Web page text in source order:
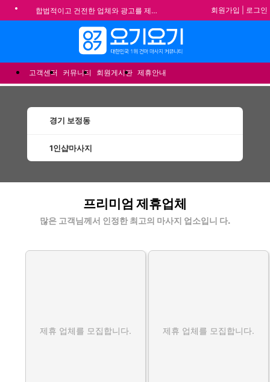
합법적이고 건전한 업체와 광고를 제휴합니다.
★요기요기 설 연휴 휴무 안내★
★ 요기요기 업체회원 안내사항 ★
불건전한 게시글은 삭제 및 회원탈퇴 됩니다.
회원가입 로그인
고객센터 커뮤니티 회원게시판 제휴안내
경기 보정동
1인샵마사지
프리미엄 제휴업체
많은 고객님께서 인정한 최고의 마사지 업소입니 다.
제휴 업체를 모집합니다. 제휴 업체를 모집합니다.